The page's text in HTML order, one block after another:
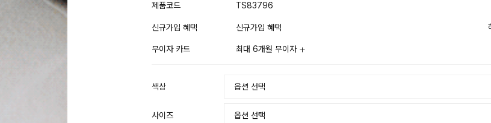
제품코드 TS83796
신규가입 혜택 신규가입 혜택
무이자 카드 최대 6개월 무이자
색상
사이즈